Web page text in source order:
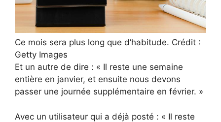
Ce mois sera plus long que d’habitude. Crédit :
Getty Images
Et un autre de dire : « Il reste une semaine
entière en janvier, et ensuite nous devons
passer une journée supplémentaire en février. »
Avec un utilisateur qui a déjà posté : « Il reste